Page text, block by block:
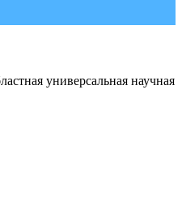
универсальная научная